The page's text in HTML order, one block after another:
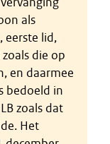
als
eerste lid,
die op
en daarmee
bedoeld in
zoals dat
Het